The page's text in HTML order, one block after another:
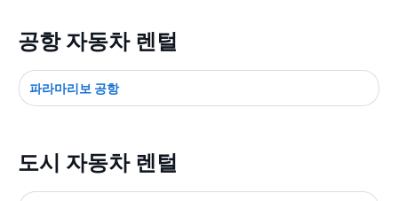
공항 자동차 렌털
파라마리보 공항
도시 자동차 렌털